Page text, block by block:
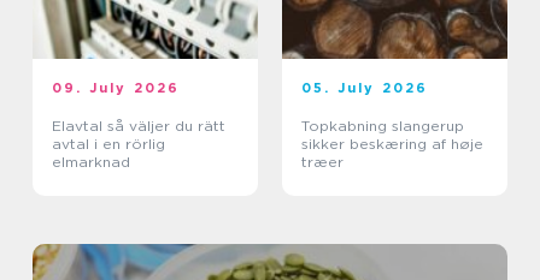
09. July 2026
Elavtal så väljer du rätt
avtal i en rörlig
elmarknad
05. July 2026
Topkabning slangerup
sikker beskæring af høje
træer